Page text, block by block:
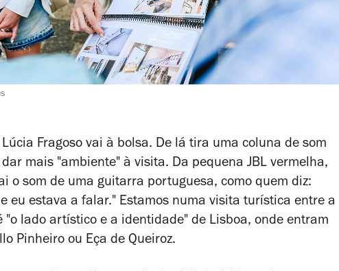
Fragoso vai à bolsa. De lá tira uma coluna de som
mais "ambiente" à visita. Da pequena JBL vermelha,
o som de uma guitarra portuguesa, como quem diz:
eu estava a falar." Estamos numa visita turística entre a
"o lado artístico e a identidade" de Lisboa, onde entram
Pinheiro ou Eça de Queiroz.